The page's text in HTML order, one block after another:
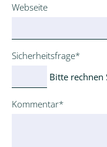
Webseite
Pflichtfeld
Sicherheitsfrage*
Bitte rechnen
Pflichtfeld
Kommentar*